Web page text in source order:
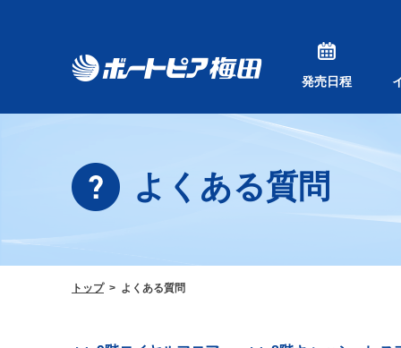
発売日程
よくある質問
トップ よくある質問